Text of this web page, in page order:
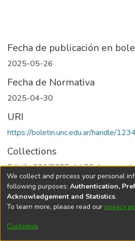
Fecha de publicación en
2025-05-26
Fecha de Normativa
2025-04-30
URI
https://boletin.unc.edu.ar/handle/
Collections
Edición 001/2025 del 26 de mayo
Universidad Nacional
We collect and process your personal
following purposes: Authentication,
Acknowledgement and Statistics.
To learn more, please read our privacy
Customize